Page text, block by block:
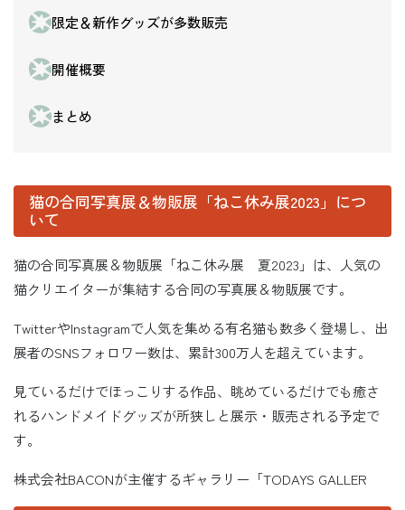
限定＆新作グッズが多数販売
開催概要
まとめ
猫の合同写真展＆物販展「ねこ休み展2023」につ
いて
猫の合同写真展＆物販展「ねこ休み展 夏2023」は、人気の
猫クリエイターが集結する合同の写真展＆物販展です。
TwitterやInstagramで人気を集める有名猫も数多く登場し、出
展者のSNSフォロワー数は、累計300万人を超えています。
見ているだけでほっこりする作品、眺めているだけでも癒さ
れるハンドメイドグッズが所狭しと展示・販売される予定で
す。
株式会社BACONが主催するギャラリー「TODAYS GALLER